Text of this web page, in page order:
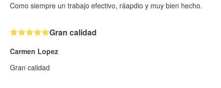
Como siempre un trabajo efectivo, ráapdio y muy bien hecho.
Gran calidad
Carmen Lopez
Gran calidad